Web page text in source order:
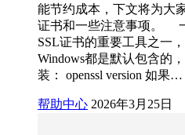
能节约成本，下文将为大
证书和一些注意事项。 一
SSL证书的重要工具之一
Windows都是默认包含的
装： openssl version 如果…
帮助中心 2026年3月25日